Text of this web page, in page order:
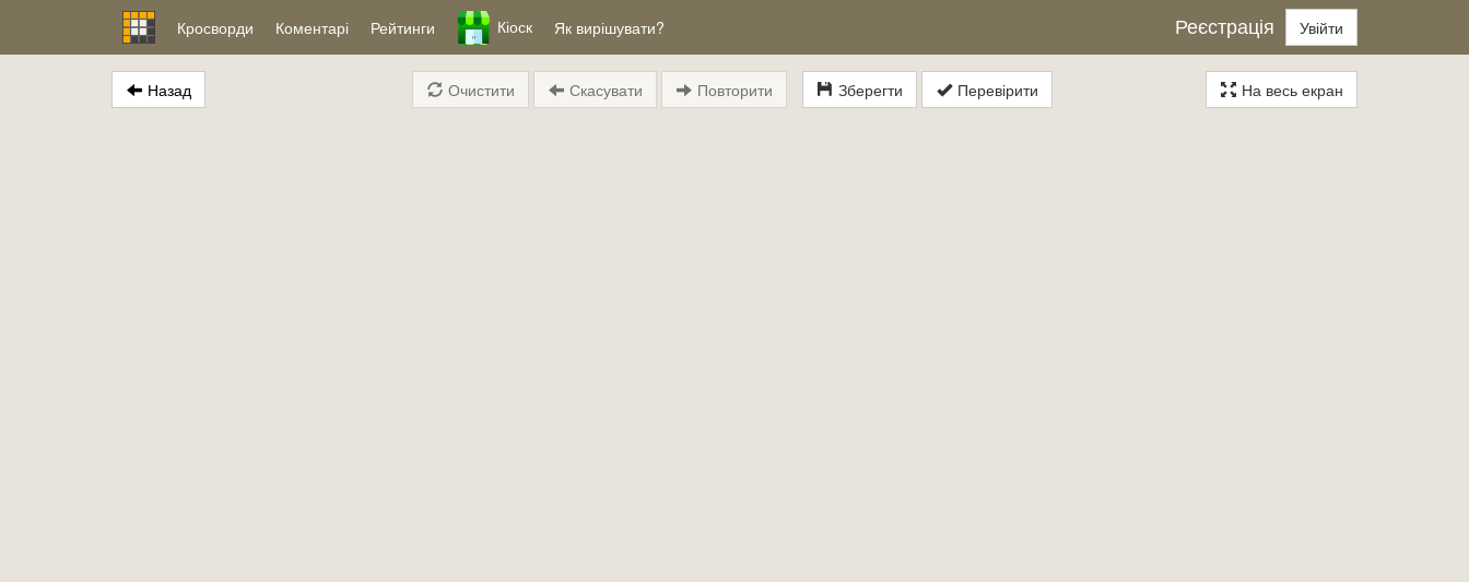
Кросворди Коментарі Рейтинги Кіоск Як вирішувати? Реєстрація Увійти
Назад На весь екран
Зберегти Перевірити
Очистити Скасувати Повторити